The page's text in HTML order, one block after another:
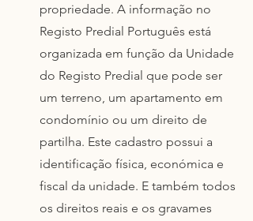
propriedade. A informação no
Registo Predial Português está
organizada em função da Unidade
do Registo Predial que pode ser
um terreno, um apartamento em
condomínio ou um direito de
partilha. Este cadastro possui a
identificação física, económica e
fiscal da unidade. E também todos
os direitos reais e os gravames